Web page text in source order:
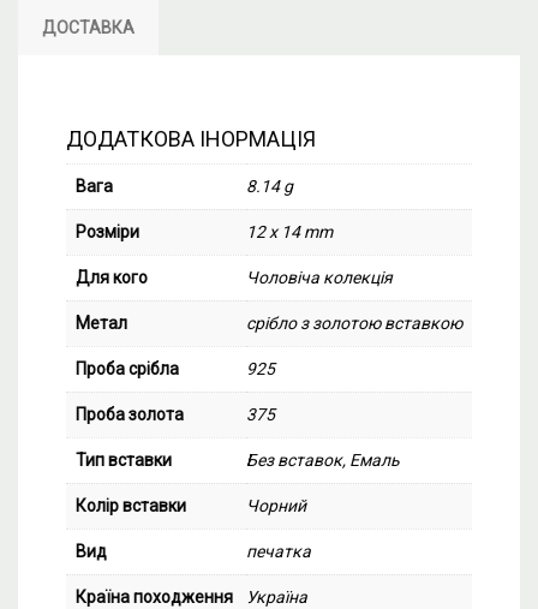
ДОСТАВКА
ДОДАТКОВА ІНОРМАЦІЯ
Вага 8.14 g
Розміри 12 x 14 mm
Для кого Чоловіча колекція
Метал срібло з золотою вставкою
Проба срібла 925
Проба золота 375
Тип вставки Без вставок, Емаль
Колір вставки Чорний
Вид печатка
Країна походження Україна